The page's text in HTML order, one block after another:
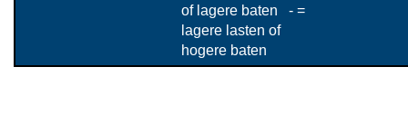
of lagere baten   - =
lagere lasten of
hogere baten